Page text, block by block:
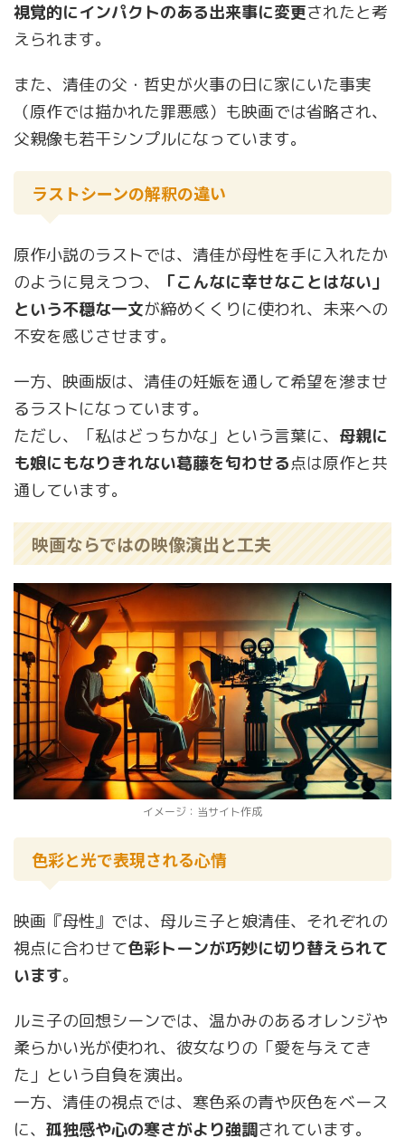
視覚的にインパクトのある出来事に変更されたと考
えられます。
また、清佳の父・哲史が火事の日に家にいた事実
（原作では描かれた罪悪感）も映画では省略され、
父親像も若干シンプルになっています。
ラストシーンの解釈の違い
原作小説のラストでは、清佳が母性を手に入れたか
のように見えつつ、
「こんなに幸せなことはない」
という不穏な一文が締めくくりに使われ、未来への
不安を感じさせます。
一方、映画版は、清佳の妊娠を通して希望を滲ませ
るラストになっています。
ただし、「私はどっちかな」という言葉に、 母親に
も娘にもなりきれない葛藤を匂わせる点は原作と共
通しています。
映画ならではの映像演出と工夫
イメージ：当サイト作成
色彩と光で表現される心情
映画『母性』では、母ルミ子と娘清佳、それぞれの
視点に合わせて色彩トーンが巧妙に切り替えられて
います。
ルミ子の回想シーンでは、温かみのあるオレンジや
柔らかい光が使われ、彼女なりの「愛を与えてき
た」という自負を演出。
一方、清佳の視点では、寒色系の青や灰色をベース
に、 孤独感や心の寒さがより強調されています。